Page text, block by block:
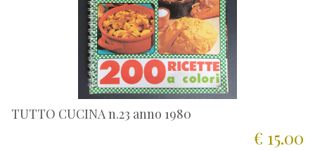
TUTTO CUCINA n.23 anno 1980
€ 15.00